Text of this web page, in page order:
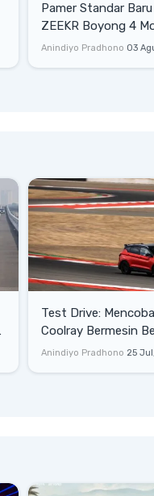
Pamer Standar
ZEEKR Boyong 4
Mewah di GIIAS
Anindiyo Pradhono 03
Test Drive: Mencoba Geely
Coolray Bermesin
di Sirkuit Mandalika
Anindiyo Pradhono 25